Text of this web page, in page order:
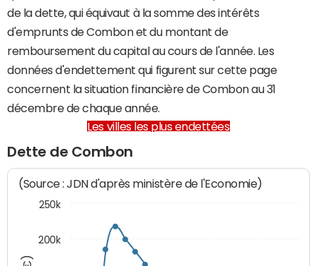
de la dette, qui équivaut à la somme des intérêts
d'emprunts de Combon et du montant de
remboursement du capital au cours de l'année. Les
données d'endettement qui figurent sur cette page
concernent la situation financière de Combon au 31
décembre de chaque année.
Les villes les plus endettées
Dette de Combon
(Source : JDN d'après ministère de l'Economie)
200k
250k